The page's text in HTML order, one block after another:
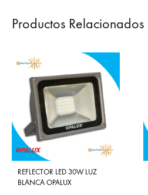
Productos Relacionados
REFLECTOR LED 30W LUZ
BLANCA OPALUX